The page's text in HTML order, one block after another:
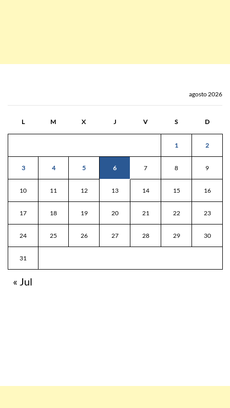
agosto 2026
L M X J V S D
1 2
3 4 5 6 7 8 9
10 11 12 13 14 15 16
17 18 19 20 21 22 23
24 25 26 27 28 29 30
31
« Jul